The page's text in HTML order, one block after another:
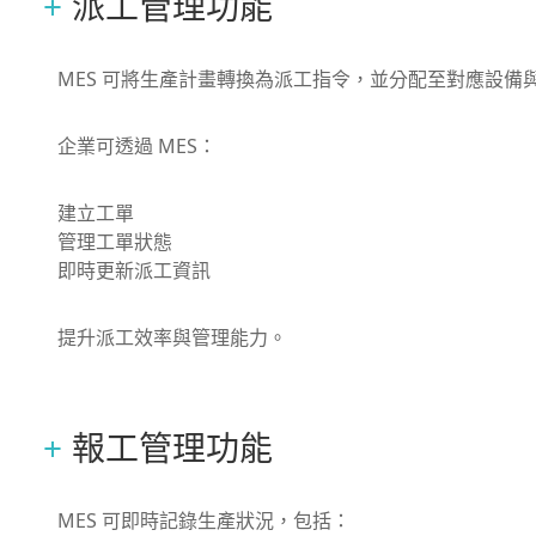
MES 可將生產計畫轉換為派工指令，並分配至對應設備
企業可透過 MES：
建立工單
管理工單狀態
即時更新派工資訊
提升派工效率與管理能力。
報工管理功能
MES 可即時記錄生產狀況，包括：